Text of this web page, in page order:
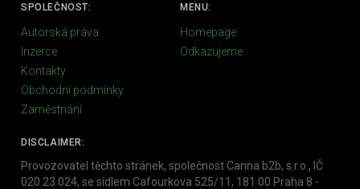
SPOLEČNOST:
Autorská práva
Inzerce
Kontakty
Obchodní podmínky
Zaměstnání
MENU:
Homepage
Odkazujeme
DISCLAIMER:
Provozovatel těchto stránek, společnost Canna b2b, s.r.o., IČ
020 23 024, se sídlem Cafourkova 525/11, 181 00 Praha 8 -